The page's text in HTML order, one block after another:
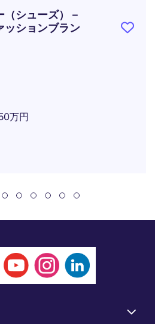
シューズ）－
ッションブラン
万円